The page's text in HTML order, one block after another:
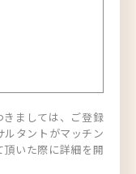
ましては、ご登録
ルタントがマッチン
いた際に詳細を開